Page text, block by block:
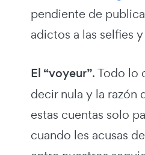
pendiente de
adictos a las selfies
El “voyeur”. Todo lo
decir nula y la razón
estas cuentas solo
cuando les acusas